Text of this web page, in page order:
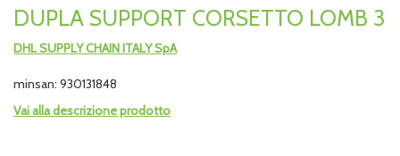
DUPLA SUPPORT CORSETTO LOMB 3
DHL SUPPLY CHAIN ITALY SpA
minsan: 930131848
Vai alla descrizione prodotto